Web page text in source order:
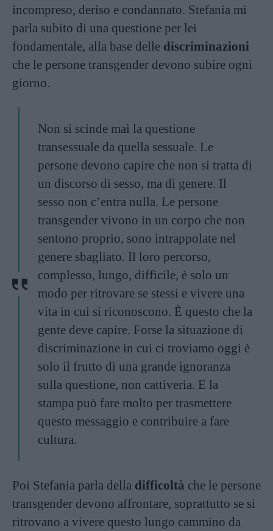
incompreso, deriso e condannato. Stefania mi
parla subito di una questione per lei
fondamentale, alla base delle discriminazioni
che le persone transgender devono subire ogni
giorno.
Non si scinde mai la questione
transessuale da quella sessuale. Le
persone devono capire che non si tratta di
un discorso di sesso, ma di genere. Il
sesso non c’entra nulla. Le persone
transgender vivono in un corpo che non
sentono proprio, sono intrappolate nel
genere sbagliato. Il loro percorso,
complesso, lungo, difficile, è solo un
modo per ritrovare se stessi e vivere una
vita in cui si riconoscono. È questo che la
gente deve capire. Forse la situazione di
discriminazione in cui ci troviamo oggi è
solo il frutto di una grande ignoranza
sulla questione, non cattiveria. E la
stampa può fare molto per trasmettere
questo messaggio e contribuire a fare
cultura.
Poi Stefania parla della difficoltà che le persone
transgender devono affrontare, soprattutto se si
ritrovano a vivere questo lungo cammino da